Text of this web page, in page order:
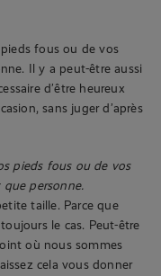
fous ou de vos
Il y a peut-être aussi
d’être heureux
sans juger d’après
pieds fous ou de vos
personne.
taille. Parce que
le cas. Peut-être
où nous sommes
cela vous donner